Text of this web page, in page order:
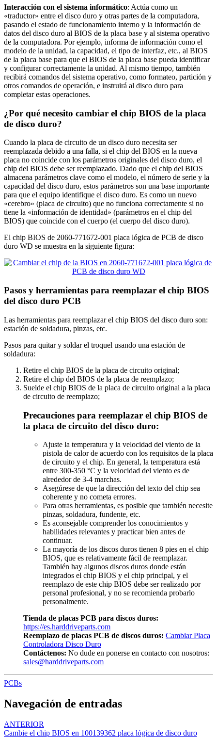
Interacción con el sistema informático: Actúa como un
«traductor» entre el disco duro y otras partes de la computadora,
pasando el estado de funcionamiento interno y la información de
datos del disco duro al BIOS de la placa base y al sistema operativo
de la computadora. Por ejemplo, informa de información como el
modelo de la unidad, la capacidad, el tipo de interfaz, etc., al BIOS
de la placa base para que el BIOS de la placa base pueda identificar
y configurar correctamente la unidad. Al mismo tiempo, también
recibirá comandos del sistema operativo, como formateo, partición y
otros comandos de operación, e instruirá al disco duro para
completar estas operaciones.
¿Por qué necesito cambiar el chip BIOS de la placa
de disco duro?
Cuando la placa de circuito de un disco duro necesita ser
reemplazada debido a una falla, si el chip del BIOS en la nueva
placa no coincide con los parámetros originales del disco duro, el
chip del BIOS debe ser reemplazado. Dado que el chip del BIOS
almacena parámetros clave como el modelo, el número de serie y la
capacidad del disco duro, estos parámetros son una base importante
para que el equipo identifique el disco duro. Es como un nuevo
«cerebro» (placa de circuito) que no funciona correctamente si no
tiene la «información de identidad» (parámetros en el chip del
BIOS) que coincide con el cuerpo (el cuerpo del disco duro).
El chip BIOS de 2060-771672-001 placa lógica de PCB de disco
duro WD se muestra en la siguiente figura:
Pasos y herramientas para reemplazar el chip BIOS
del disco duro PCB
Las herramientas para reemplazar el chip BIOS del disco duro son:
estación de soldadura, pinzas, etc.
Pasos para quitar y soldar el troquel usando una estación de
soldadura:
Retire el chip BIOS de la placa de circuito original;
Retire el chip del BIOS de la placa de reemplazo;
Suelde el chip BIOS de la placa de circuito original a la placa
de circuito de reemplazo;
Precauciones para reemplazar el chip BIOS de
la placa de circuito del disco duro:
Ajuste la temperatura y la velocidad del viento de la
pistola de calor de acuerdo con los requisitos de la placa
de circuito y el chip. En general, la temperatura está
entre 300-350 °C y la velocidad del viento es de
alrededor de 3-4 marchas.
Asegúrese de que la dirección del texto del chip sea
coherente y no cometa errores.
Para otras herramientas, es posible que también necesite
pinzas, soldadura, fundente, etc.
Es aconsejable comprender los conocimientos y
habilidades relevantes y practicar bien antes de
continuar.
La mayoría de los discos duros tienen 8 pies en el chip
BIOS, que es relativamente fácil de reemplazar.
También hay algunos discos duros donde están
integrados el chip BIOS y el chip principal, y el
reemplazo de este chip BIOS debe ser realizado por
personal profesional, y no se recomienda probarlo
personalmente.
Tienda de placas PCB para discos duros:
https://es.harddriveparts.com
Reemplazo de placas PCB de discos duros: Cambiar Placa
Controladora Disco Duro
Contáctenos: No dude en ponerse en contacto con nosotros:
sales@harddriveparts.com
PCBs
Navegación de entradas
ANTERIOR
Cambie el chip BIOS en 100139362 placa lógica de disco duro